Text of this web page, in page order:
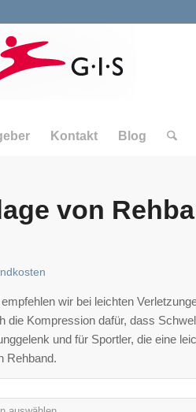
Kontakt Blog
von
empfehlen wir bei leichten
die Kompression dafür, dass
und für Sportler, die eine
Rehband.